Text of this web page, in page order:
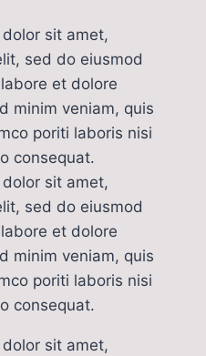
sit amet,
sed do eiusmod
et dolore
minim veniam, quis
poriti laboris nisi
consequat.
sit amet,
sed do eiusmod
et dolore
minim veniam, quis
poriti laboris nisi
consequat.
sit amet,